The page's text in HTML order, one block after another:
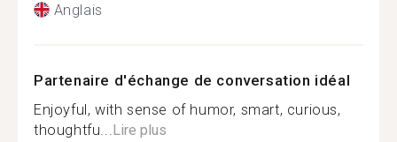
Anglais
Partenaire d'échange de conversation idéal
Enjoyful, with sense of humor, smart, curious,
thoughtfu... Lire plus